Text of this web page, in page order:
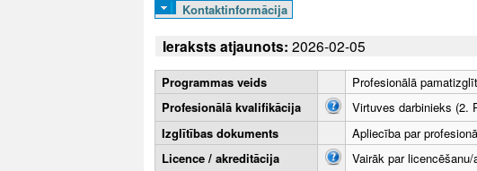
V
Kontaktinformācija
Ieraksts atjaunots: 2026-02-05
Programmas veids
Profesionālā
Profesionālā kvalifikācija
Virtuves darbinieks (2.
Izglītības dokuments
Apliecība par
Licence / akreditācija
Vairāk par